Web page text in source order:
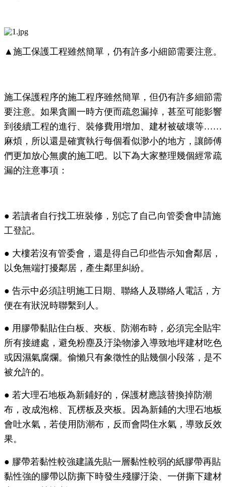
▲施工保護工程雖然簡單，仍有許多小細節需要注意。
施工保護程序的施工程序雖然簡單，但仍有許多細節需
要注意。如果貪圖一時方便而疏忽漏掉，甚至可能影響
到後續工程的進行、裝修費用增加、建材被破壞等……
麻煩，所以還是確實執行每個看似渺小的地方，讓師傅
們更加放心無虞的施工吧。以下為大家整理幾個經常疏
漏的注意事項：
● 若讀者自行找工班裝修，別忘了自己向管委會申請施
工登記。
● 大樓若沒有管委會，還是得自己印些告示知會鄰居，
以免無端打擾鄰居，產生鄰里糾紛。
● 告示中必須註明施工日期、聯絡人及聯絡人電話，方
便在有狀況時聯繫到人。
● 用膠帶黏貼住白板、夾板、防潮布時，必須完全貼牢
所有接縫處，避免粉塵及汙染物滲入導致地坪建材吃色
或因濕氣腐爛。偷懶只有象徵性的貼幾個小段落，是不
被允許的。
● 若大理石地板為新鋪好的，保護材應該替換掉防潮
布，改成泡棉、瓦楞板及夾板。因為新鋪的大理石地板
會吐水氣，若使用防潮布，反而會悶住水氣，導致反效
果。
● 膠帶若黏性較強建議先貼一層黏性較弱的紙膠帶再貼
黏性強的膠帶以防撕下時發生殘膠汙染、一併撕下建材